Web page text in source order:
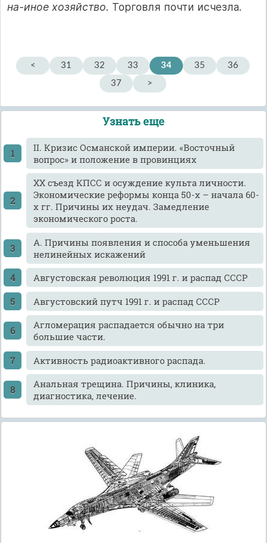
на-иное хозяйство. Торговля почти исчезла.
< 31 32 33 34 35
36
37
>
Узнать еще
II. Кризис Османской империи. «Восточный
вопрос» и положение в провинциях
XX съезд КПСС и осуждение культа личности.
Экономические реформы конца 50-х – начала 60-
х гг. Причины их неудач. Замедление
экономического роста.
А. Причины появления и способа уменьшения
нелинейных искажений
Августовская революция 1991 г. и распад СССР
Августовский путч 1991 г. и распад СССР
Агломерация распадается обычно на три
большие части.
Активность радиоактивного распада.
Анальная трещина. Причины, клиника,
диагностика, лечение.